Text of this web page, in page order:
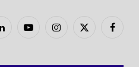
فيسبوكX
إنستغراميوتيوب